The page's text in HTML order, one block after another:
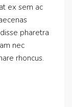
ex sem ac
pharetra
nec
rhoncus.